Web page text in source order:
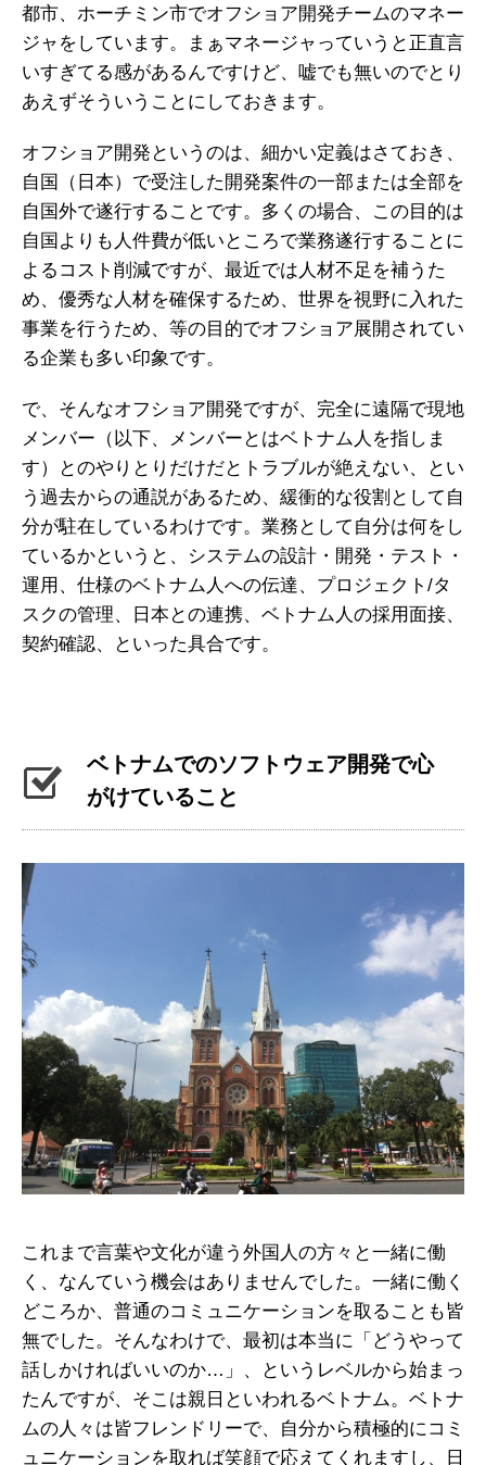
都市、ホーチミン市でオフショア開発チームのマネー
ジャをしています。まぁマネージャっていうと正直言
いすぎてる感があるんですけど、嘘でも無いのでとり
あえずそういうことにしておきます。
オフショア開発というのは、細かい定義はさておき、
自国（日本）で受注した開発案件の一部または全部を
自国外で遂行することです。多くの場合、この目的は
自国よりも人件費が低いところで業務遂行することに
よるコスト削減ですが、最近では人材不足を補うた
め、優秀な人材を確保するため、世界を視野に入れた
事業を行うため、等の目的でオフショア展開されてい
る企業も多い印象です。
で、そんなオフショア開発ですが、完全に遠隔で現地
メンバー（以下、メンバーとはベトナム人を指しま
す）とのやりとりだけだとトラブルが絶えない、とい
う過去からの通説があるため、緩衝的な役割として自
分が駐在しているわけです。業務として自分は何をし
ているかというと、システムの設計・開発・テスト・
運用、仕様のベトナム人への伝達、プロジェクト/タ
スクの管理、日本との連携、ベトナム人の採用面接、
契約確認、といった具合です。
ベトナムでのソフトウェア開発で心
がけていること
これまで言葉や文化が違う外国人の方々と一緒に働
く、なんていう機会はありませんでした。一緒に働く
どころか、普通のコミュニケーションを取ることも皆
無でした。そんなわけで、最初は本当に「どうやって
話しかければいいのか…」、というレベルから始まっ
たんですが、そこは親日といわれるベトナム。ベトナ
ムの人々は皆フレンドリーで、自分から積極的にコミ
ュニケーションを取れば笑顔で応えてくれますし、日